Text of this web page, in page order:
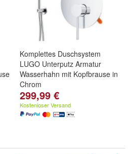
Komplettes Duschsystem
LUGO Unterputz Armatur
Wasserhahn mit Kopfbrause in
Chrom
299,99 €
Kostenloser Versand